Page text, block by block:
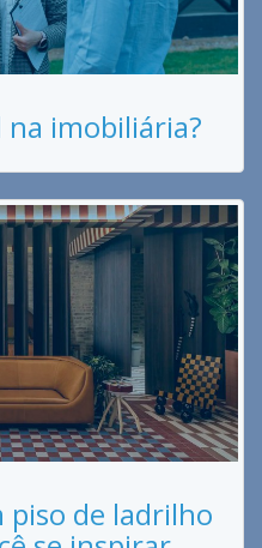
na imobiliária?
piso de ladrilho